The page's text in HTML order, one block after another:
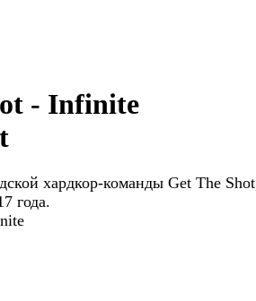
- Infinite
хардкор-команды Get The
года.